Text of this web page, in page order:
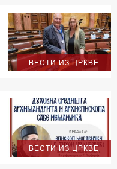
ВЕСТИ ИЗ ЦРКВЕ
ВЕСТИ ИЗ ЦРКВЕ